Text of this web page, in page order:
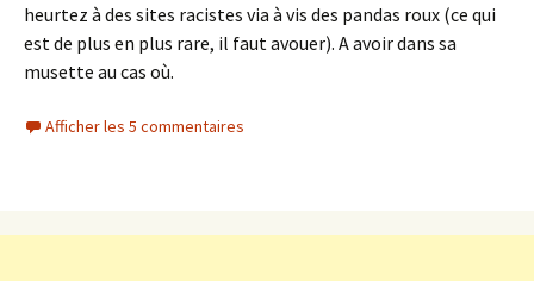
heurtez à des sites racistes via à vis des pandas roux (ce qui
est de plus en plus rare, il faut avouer). A avoir dans sa
musette au cas où.
Afficher les 5 commentaires